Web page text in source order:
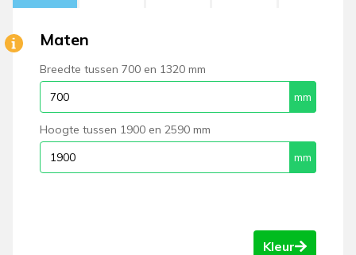
Maten
Breedte tussen 700 en 1320 mm
Hoogte tussen 1900 en 2590 mm
Kleur